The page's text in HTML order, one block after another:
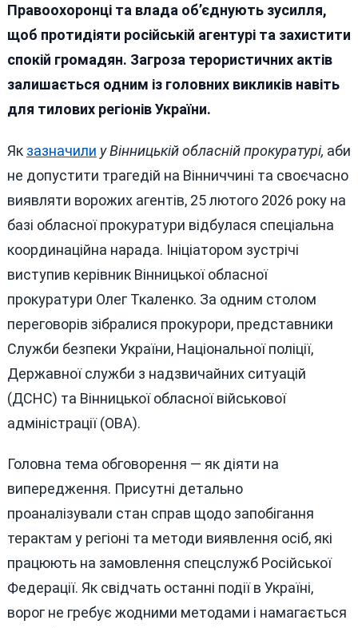
Захист
З
Боку
Правоохоронці та влада об’єднують зусилля,
щоб протидіяти російській агентурі та захистити
спокій громадян. Загроза терористичних актів
залишається одним із головних викликів навіть
для тилових регіонів України.
Як зазначили у Вінницькій обласній прокуратурі, аби
не допустити трагедій на Вінниччині та своєчасно
виявляти ворожих агентів, 25 лютого 2026 року на
базі обласної прокуратури відбулася спеціальна
координаційна нарада. Ініціатором зустрічі
виступив керівник Вінницької обласної
прокуратури Олег Ткаленко. За одним столом
переговорів зібралися прокурори, представники
Служби безпеки України, Національної поліції,
Державної служби з надзвичайних ситуацій
(ДСНС) та Вінницької обласної військової
адміністрації (ОВА).
Головна тема обговорення — як діяти на
випередження. Присутні детально
проаналізували стан справ щодо запобігання
терактам у регіоні та методи виявлення осіб, які
працюють на замовлення спецслужб Російської
Федерації. Як свідчать останні події в Україні,
ворог не гребує жодними методами і намагається